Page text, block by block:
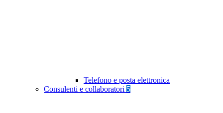
Telefono e posta elettronica
Consulenti e collaboratori 5